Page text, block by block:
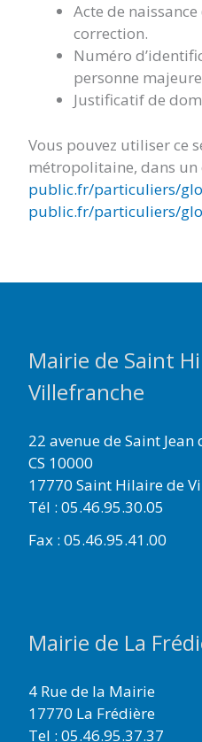
Acte de
correction.
Numéro
personne
Justificatif de
Vous pouvez utiliser ce
métropolitaine, dans un
public.fr/particuliers/
public.fr/particuliers/
Mairie de Saint
Villefranche
22 avenue de Saint Jean
CS 10000
17770 Saint Hilaire de
Tél : 05.46.95.30.05
Fax : 05.46.95.41.00
Mairie de La
4 Rue de la Mairie
17770 La Frédière
Tel : 05.46.95.37.37